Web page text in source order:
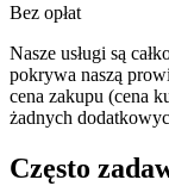
Bez opłat
Nasze usługi są
pokrywa naszą
cena zakupu (cena
żadnych
Często